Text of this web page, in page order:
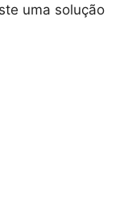
uma solução